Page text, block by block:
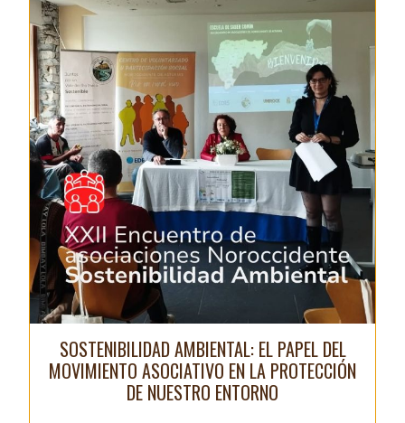
SOSTENIBILIDAD AMBIENTAL: EL PAPEL DEL
MOVIMIENTO ASOCIATIVO EN LA PROTECCIÓN
DE NUESTRO ENTORNO